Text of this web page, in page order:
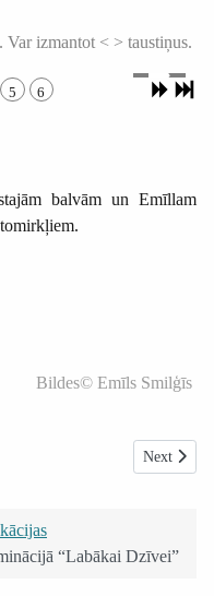
izmantot < > taustiņus.
5 6
balvām un Emīllam
Bildes© Emīls Smilģīs
matchmaking – Find
Next
Next
“Labākai Dzīvei”